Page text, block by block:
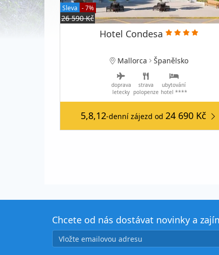
Sleva - 7%
26 590 Kč
Hotel Condesa
Mallorca Španělsko
doprava
letecky
strava
polopenze
ubytování
hotel ****
5,8,12-denní zájezd od24 690 Kč
Chcete od nás dostávat novinky a